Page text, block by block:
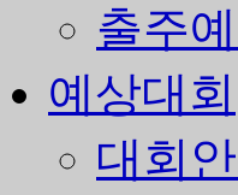
출주
예상대회
대회